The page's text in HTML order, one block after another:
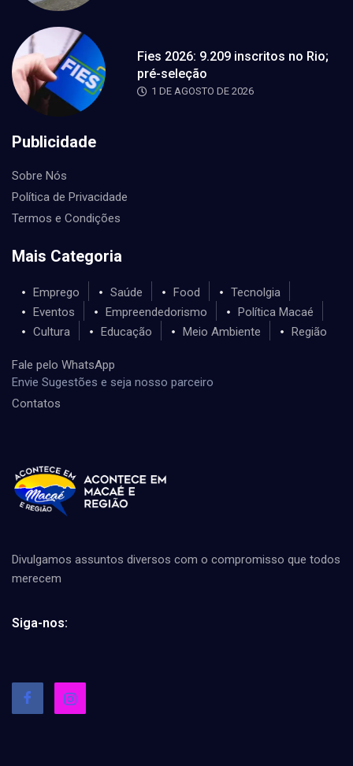
Fies 2026: 9.209 inscritos no Rio;
pré-seleção
1 DE AGOSTO DE 2026
Publicidade
Sobre Nós
Política de Privacidade
Termos e Condições
Mais Categoria
Emprego Saúde Food
Tecnolgia
Eventos
Empreendedorismo
Política Macaé
Cultura
Educação Meio Ambiente Região
Fale pelo WhatsApp
Envie Sugestões e seja nosso parceiro
Contatos
Divulgamos assuntos diversos com o compromisso que todos
merecem
Siga-nos: